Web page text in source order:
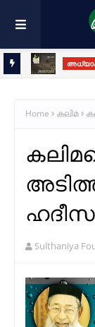
Home കലിമ
Sulthaniya